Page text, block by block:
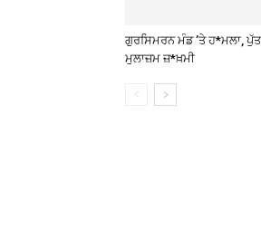
ਗੁਰਸਿਮਰਨ ਮੰਡ ’ਤੇ ਹ*ਮਲਾ,
ਮੁਲਾਜ਼ਮ ਜ਼*ਖ਼ਮੀ